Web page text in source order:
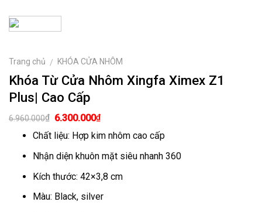
Trang chủ / KHÓA CỬA NHÔM
Khóa Từ Cửa Nhôm Xingfa Ximex Z1
Plus| Cao Cấp
6.960.000₫ Giá
là:
6.300.000₫Giá
tại
6.300.000₫.
Chất liệu: Hợp kim nhôm cao cấp
Nhận diện khuôn mặt siêu nhanh 360
Kích thước: 42×3,8 cm
Màu: Black, silver